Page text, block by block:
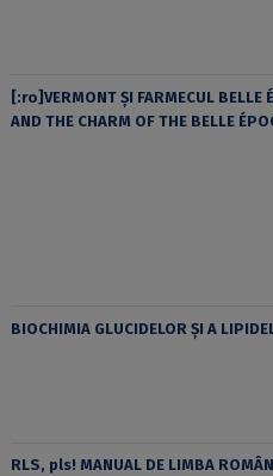
[:ro]VERMONT ȘI FARMECUL
AND THE CHARM OF THE BELLE
BIOCHIMIA GLUCIDELOR ȘI A
RLS, pls! MANUAL DE LIMBA